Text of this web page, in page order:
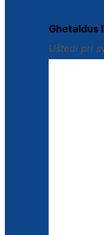
Ghetaldus
Uštedi pri